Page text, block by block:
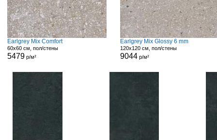
Earlgrey Mix Comfort
60x60 см, пол/стены
5479 р/м²
Earlgrey Mix Glossy 6 mm
120x120 см, пол/стены
9044р/м²